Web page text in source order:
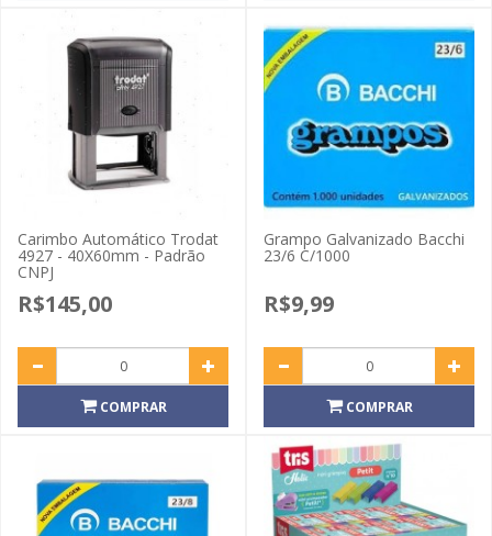
Carimbo Automático Trodat
4927 - 40X60mm - Padrão
CNPJ
R$145,00
COMPRAR
Grampo Galvanizado Bacchi
23/6 C/1000
R$9,99
COMPRAR